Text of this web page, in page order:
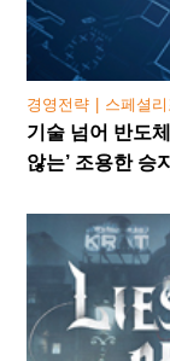
경영전략 스페셜리
기술 넘어 반도
않는’ 조용한 승